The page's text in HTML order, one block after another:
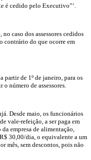
é cedido pelo Executivo”‘.
caso dos assessores cedidos
contrário do que ocorre em
partir de 1º de janeiro, para os
número de assessores.
Desde maio, os funcionários
vale-refeição, a ser paga em
empresa de alimentação,
30,00/dia, o equivalente a um
mês, sem descontos, pois não